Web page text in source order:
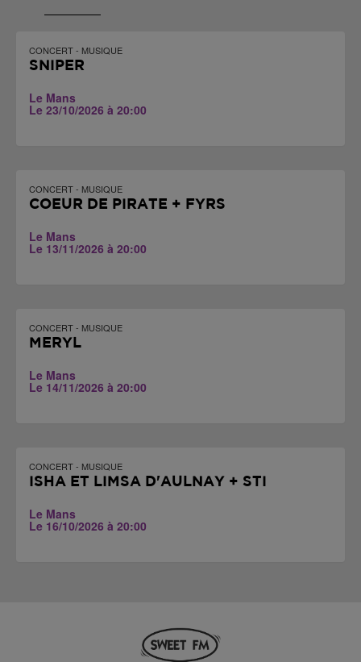
CONCERT - MUSIQUE
SNIPER
Le Mans
Le 23/10/2026 à 20:00
CONCERT - MUSIQUE
COEUR DE PIRATE + FYRS
Le Mans
Le 13/11/2026 à 20:00
CONCERT - MUSIQUE
MERYL
Le Mans
Le 14/11/2026 à 20:00
CONCERT - MUSIQUE
ISHA ET LIMSA D'AULNAY + STI
Le Mans
Le 16/10/2026 à 20:00